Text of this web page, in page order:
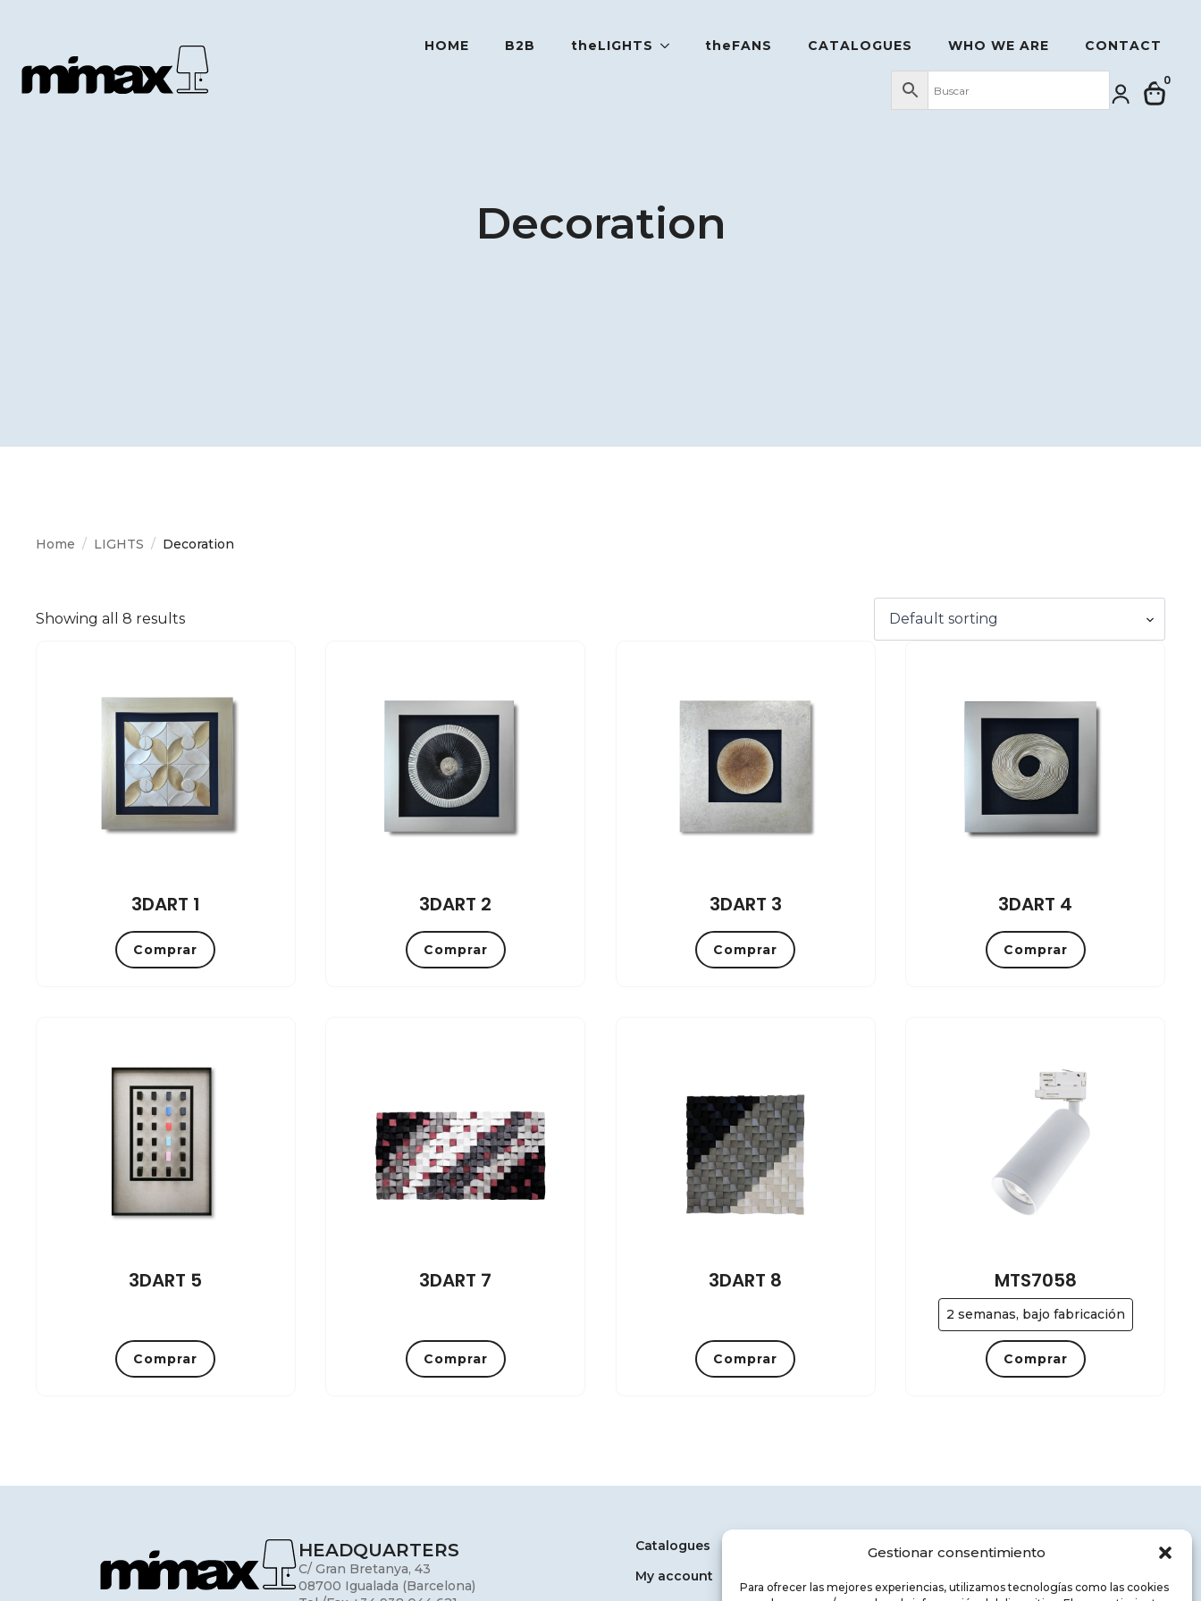
Gestionar consentimiento
Para ofrecer las mejores experiencias, utilizamos tecnologías como las cookies
HOME B2B theLIGHTS theFANS CATALOGUES WHO WE ARE CONTACT
0
Decoration
Home LIGHTS Decoration
Showing all 8 results
3DART 1
Comprar
3DART 2
Comprar
3DART 3
Comprar
3DART 4
Comprar
3DART 5
Comprar
3DART 7
Comprar
3DART 8
Comprar
2 semanas, bajo fabricación
MTS7058
Comprar
HEADQUARTERS
C/ Gran Bretanya, 43
08700 Igualada (Barcelona)
Catalogues
My account
Legal Notice